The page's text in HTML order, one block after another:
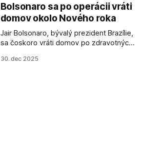
Bolsonaro sa po operácii vráti
domov okolo Nového roka
Jair Bolsonaro, bývalý prezident Brazílie,
sa čoskoro vráti domov po zdravotných
30. dec 2025